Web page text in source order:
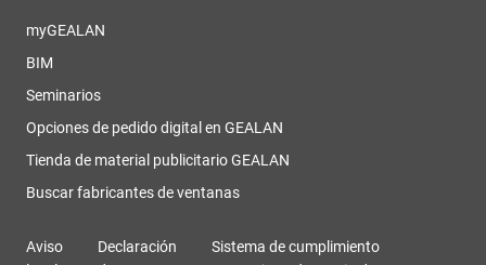
myGEALAN
BIM
Seminarios
Opciones de pedido digital en GEALAN
Tienda de material publicitario GEALAN
Buscar fabricantes de ventanas
Aviso
Declaración
Sistema de cumplimiento